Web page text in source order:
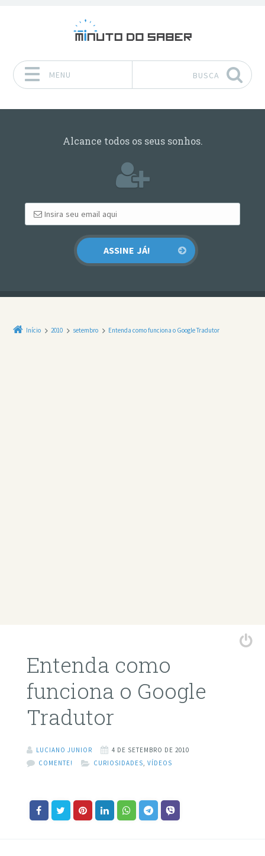
MENU BUSCA
Alcance todos os seus sonhos.
Início 2010 setembro Entenda como funciona o Google Tradutor
Entenda como
funciona o Google
Tradutor
LUCIANO JUNIOR
4 DE SETEMBRO DE 2010
COMENTE!
CURIOSIDADES VÍDEOS